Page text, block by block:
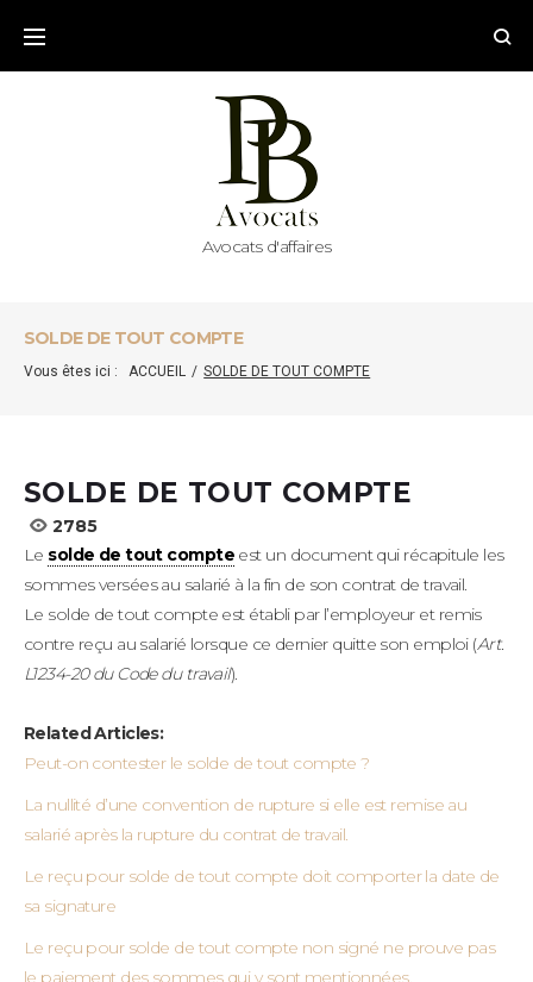
content
Avocats d'affaires
SOLDE DE TOUT COMPTE
Vous êtes ici : ACCUEIL / SOLDE DE TOUT COMPTE
SOLDE DE TOUT COMPTE
2785
Le solde de tout compte est un document qui récapitule les
sommes versées au salarié à la fin de son contrat de travail.
Le solde de tout compte est établi par l’employeur et remis
contre reçu au salarié lorsque ce dernier quitte son emploi (Art.
L1234-20 du Code du travail).
Related Articles:
Peut-on contester le solde de tout compte ?
La nullité d’une convention de rupture si elle est remise au
salarié après la rupture du contrat de travail.
Le reçu pour solde de tout compte doit comporter la date de
sa signature
Le reçu pour solde de tout compte non signé ne prouve pas
le paiement des sommes qui y sont mentionnées.